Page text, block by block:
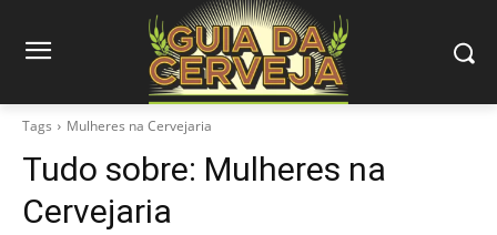
Tags Mulheres na Cervejaria
Tudo sobre: Mulheres na
Cervejaria